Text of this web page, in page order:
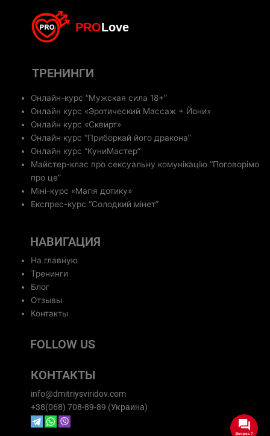
PROLove
ТРЕНИНГИ
Онлайн-курс “Мужская сила 18+”
Онлайн курс «Эротический Массаж + Йони»
Онлайн курс «Сквирт»
Онлайн курс “Приборкай його дракона”
Онлайн курс “КуниМастер”
Майстер-клас про сексуальну комунікацію “Поговорімо
про це”
Міні-курс «Магія дотику»
Експрес-курс “Солодкий мінет”
НАВИГАЦИЯ
На главную
Тренинги
Блог
Отзывы
Контакты
FOLLOW US
КОНТАКТЫ
info@dmitriysviridov.com
+38(068) 708-89-89 (Украина)
Вопрос ?